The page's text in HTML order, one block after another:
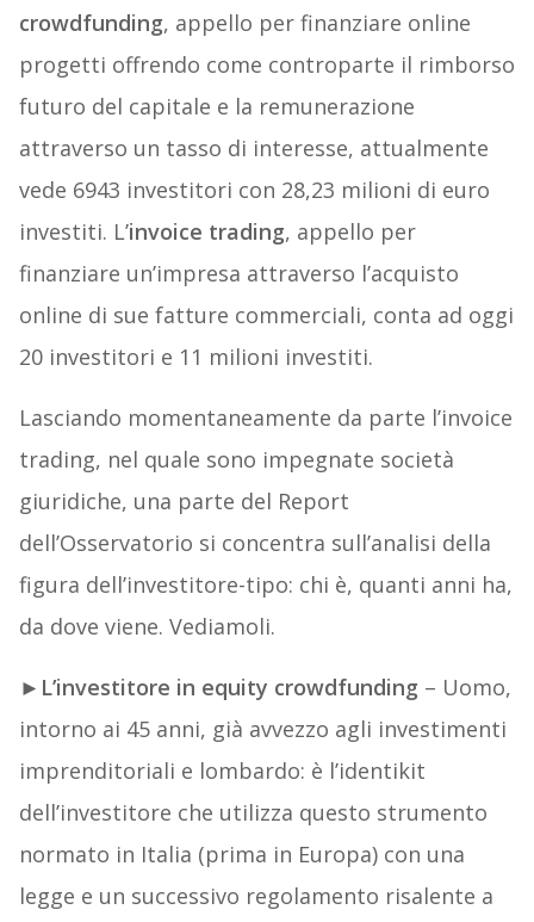
crowdfunding, appello per finanziare online
progetti offrendo come controparte il rimborso
futuro del capitale e la remunerazione
attraverso un tasso di interesse, attualmente
vede 6943 investitori con 28,23 milioni di euro
investiti. L’invoice trading, appello per
finanziare un’impresa attraverso l’acquisto
online di sue fatture commerciali, conta ad oggi
20 investitori e 11 milioni investiti.
Lasciando momentaneamente da parte l’invoice
trading, nel quale sono impegnate società
giuridiche, una parte del Report
dell’Osservatorio si concentra sull’analisi della
figura dell’investitore-tipo: chi è, quanti anni ha,
da dove viene. Vediamoli.
► L’investitore in equity crowdfunding – Uomo,
intorno ai 45 anni, già avvezzo agli investimenti
imprenditoriali e lombardo: è l’identikit
dell’investitore che utilizza questo strumento
normato in Italia (prima in Europa) con una
legge e un successivo regolamento risalente a